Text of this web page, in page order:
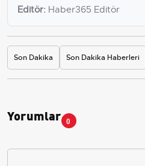
Editör: Haber365 Editör
Son Dakika Son Dakika Haberleri
Yorumlar 0